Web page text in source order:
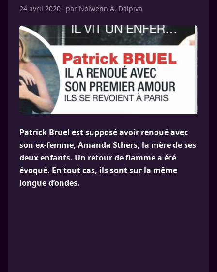
24 avril 2020– par Nolwenn A. Dalpiva
Patrick Bruel est supposé avoir renoué avec
son ex-femme, Amanda Sthers, la mère de ses
deux enfants. Un retour de flamme a été
évoqué. En tout cas, ils sont sur la même
longue d’ondes.